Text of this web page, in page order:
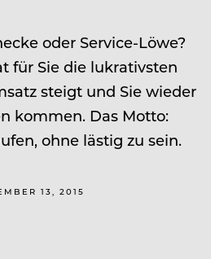
oder Service-Löwe?
für Sie die lukrativsten
steigt und Sie wieder
kommen. Das Motto:
ohne lästig zu sein.
13, 2015